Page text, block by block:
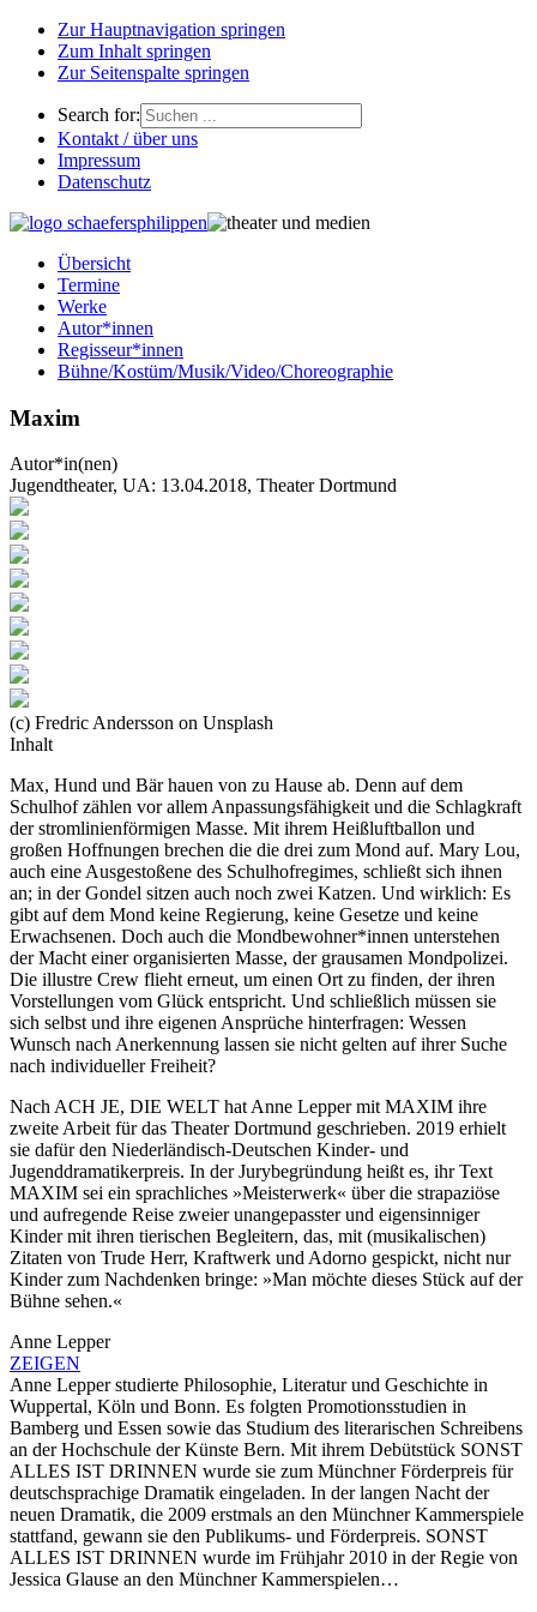
Zur Hauptnavigation springen
Zum Inhalt springen
Zur Seitenspalte springen
Search for:
Kontakt / über uns
Impressum
Datenschutz
Übersicht
Termine
Werke
Autor*innen
Regisseur*innen
Bühne/Kostüm/Musik/Video/Choreographie
Maxim
Autor*in(nen)
Jugendtheater, UA: 13.04.2018, Theater Dortmund
(c) Fredric Andersson on Unsplash
Inhalt
Max, Hund und Bär hauen von zu Hause ab. Denn auf dem
Schulhof zählen vor allem Anpassungsfähigkeit und die Schlagkraft
der stromlinienförmigen Masse. Mit ihrem Heißluftballon und
großen Hoffnungen brechen die die drei zum Mond auf. Mary Lou,
auch eine Ausgestoßene des Schulhofregimes, schließt sich ihnen
an; in der Gondel sitzen auch noch zwei Katzen. Und wirklich: Es
gibt auf dem Mond keine Regierung, keine Gesetze und keine
Erwachsenen. Doch auch die Mondbewohner*innen unterstehen
der Macht einer organisierten Masse, der grausamen Mondpolizei.
Die illustre Crew flieht erneut, um einen Ort zu finden, der ihren
Vorstellungen vom Glück entspricht. Und schließlich müssen sie
sich selbst und ihre eigenen Ansprüche hinterfragen: Wessen
Wunsch nach Anerkennung lassen sie nicht gelten auf ihrer Suche
nach individueller Freiheit?
Nach ACH JE, DIE WELT hat Anne Lepper mit MAXIM ihre
zweite Arbeit für das Theater Dortmund geschrieben. 2019 erhielt
sie dafür den Niederländisch-Deutschen Kinder- und
Jugenddramatikerpreis. In der Jurybegründung heißt es, ihr Text
MAXIM sei ein sprachliches »Meisterwerk« über die strapaziöse
und aufregende Reise zweier unangepasster und eigensinniger
Kinder mit ihren tierischen Begleitern, das, mit (musikalischen)
Zitaten von Trude Herr, Kraftwerk und Adorno gespickt, nicht nur
Kinder zum Nachdenken bringe: »Man möchte dieses Stück auf der
Bühne sehen.«
Anne Lepper
ZEIGEN
Anne Lepper studierte Philosophie, Literatur und Geschichte in
Wuppertal, Köln und Bonn. Es folgten Promotionsstudien in
Bamberg und Essen sowie das Studium des literarischen Schreibens
an der Hochschule der Künste Bern. Mit ihrem Debütstück SONST
ALLES IST DRINNEN wurde sie zum Münchner Förderpreis für
deutschsprachige Dramatik eingeladen. In der langen Nacht der
neuen Dramatik, die 2009 erstmals an den Münchner Kammerspiele
stattfand, gewann sie den Publikums- und Förderpreis. SONST
ALLES IST DRINNEN wurde im Frühjahr 2010 in der Regie von
Jessica Glause an den Münchner Kammerspielen…